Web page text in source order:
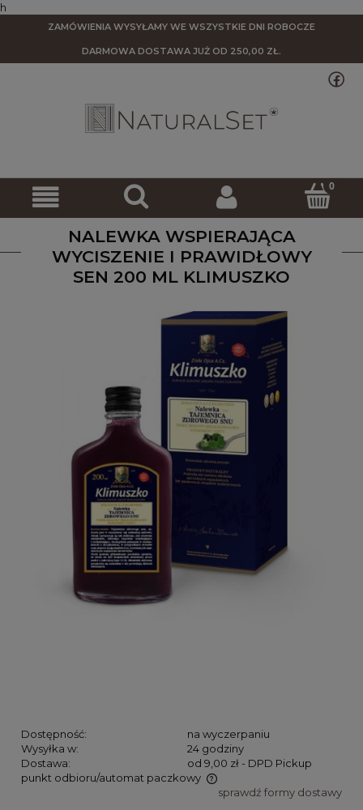
h
ZAMÓWIENIA WYSYŁAMY WE WSZYSTKIE DNI ROBOCZE
DARMOWA DOSTAWA JUŻ OD 250,00 ZŁ.
NALEWKA WSPIERAJĄCA
WYCISZENIE I PRAWIDŁOWY
SEN 200 ML KLIMUSZKO
Dostępność:
na wyczerpaniu
Wysyłka w:
24 godziny
Dostawa:
od 9,00 zł - DPD Pickup
punkt odbioru/automat paczkowy
Cena nie zawiera ewentualnych kosztów płatności
sprawdź formy dostawy